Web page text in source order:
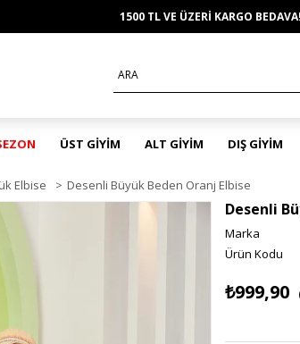
1500 TL VE ÜZERİ KARGO BEDAVA!
ÜST GİYİM ALT GİYİM DIŞ GİYİM
Elbise > Desenli Büyük Beden Oranj Elbise
Desenli
Marka
₺999,90